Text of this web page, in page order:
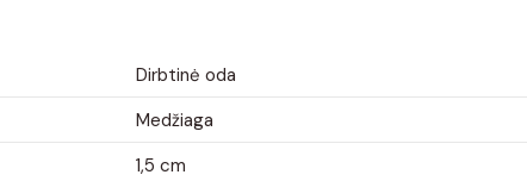
Dirbtinė oda
Medžiaga
1,5 cm